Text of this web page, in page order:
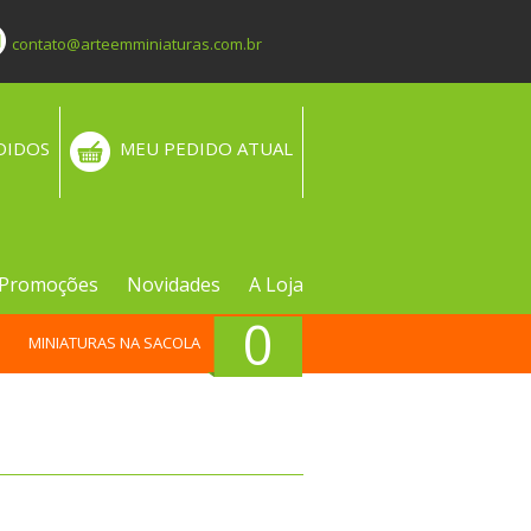
contato@arteemminiaturas.com.br
MEU PEDIDO ATUAL
Promoções Novidades A Loja
0
MINIATURAS NA SACOLA